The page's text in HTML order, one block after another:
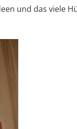
und das viele